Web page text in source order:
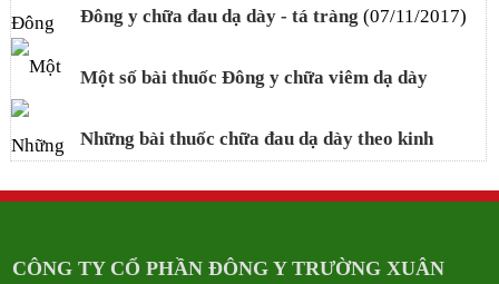
(23/05/2018)Đông y chữa đau dạ dày - tá tràng (07/11/2017)
Một số bài thuốc Đông y chữa viêm dạ dày
(06/11/2017)Những bài thuốc chữa đau dạ dày theo kinh
nghiệm dân gian(19/05/2015)
CÔNG TY CỔ PHẦN ĐÔNG Y TRƯỜNG XUÂN